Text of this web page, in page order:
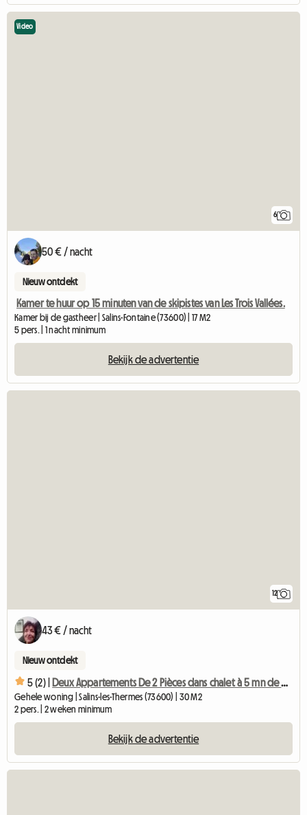
6
Video
50 € / nacht
Nieuw ontdekt
Kamer te huur op 15 minuten van de skipistes van Les Trois Vallées.
Kamer bij de gastheer | Salins-Fontaine (73600) | 17 M2
5 pers. | 1 nacht minimum
Bekijk de advertentie
12
43 € / nacht
Nieuw ontdekt
5 (2) | Deux Appartements De 2 Pièces dans chalet à 5 mn de BRIDES l
Gehele woning | Salins-les-Thermes (73600) | 30 M2
2 pers. | 2 weken minimum
Bekijk de advertentie